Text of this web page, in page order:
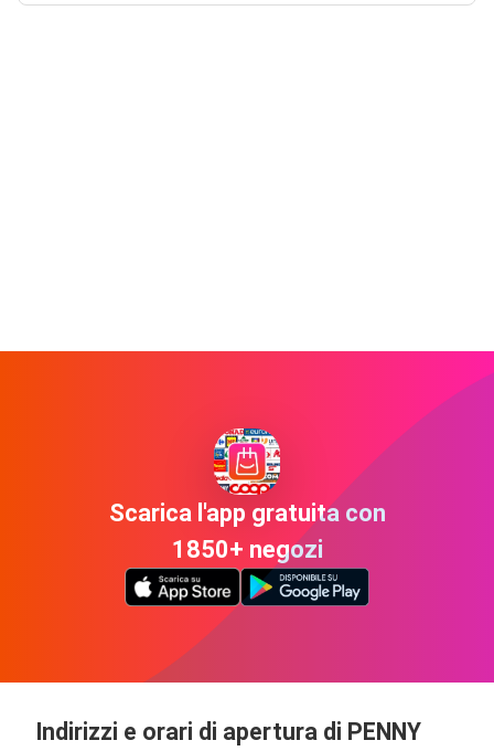
Scarica l'app gratuita con
1850+ negozi
Indirizzi e orari di apertura di PENNY